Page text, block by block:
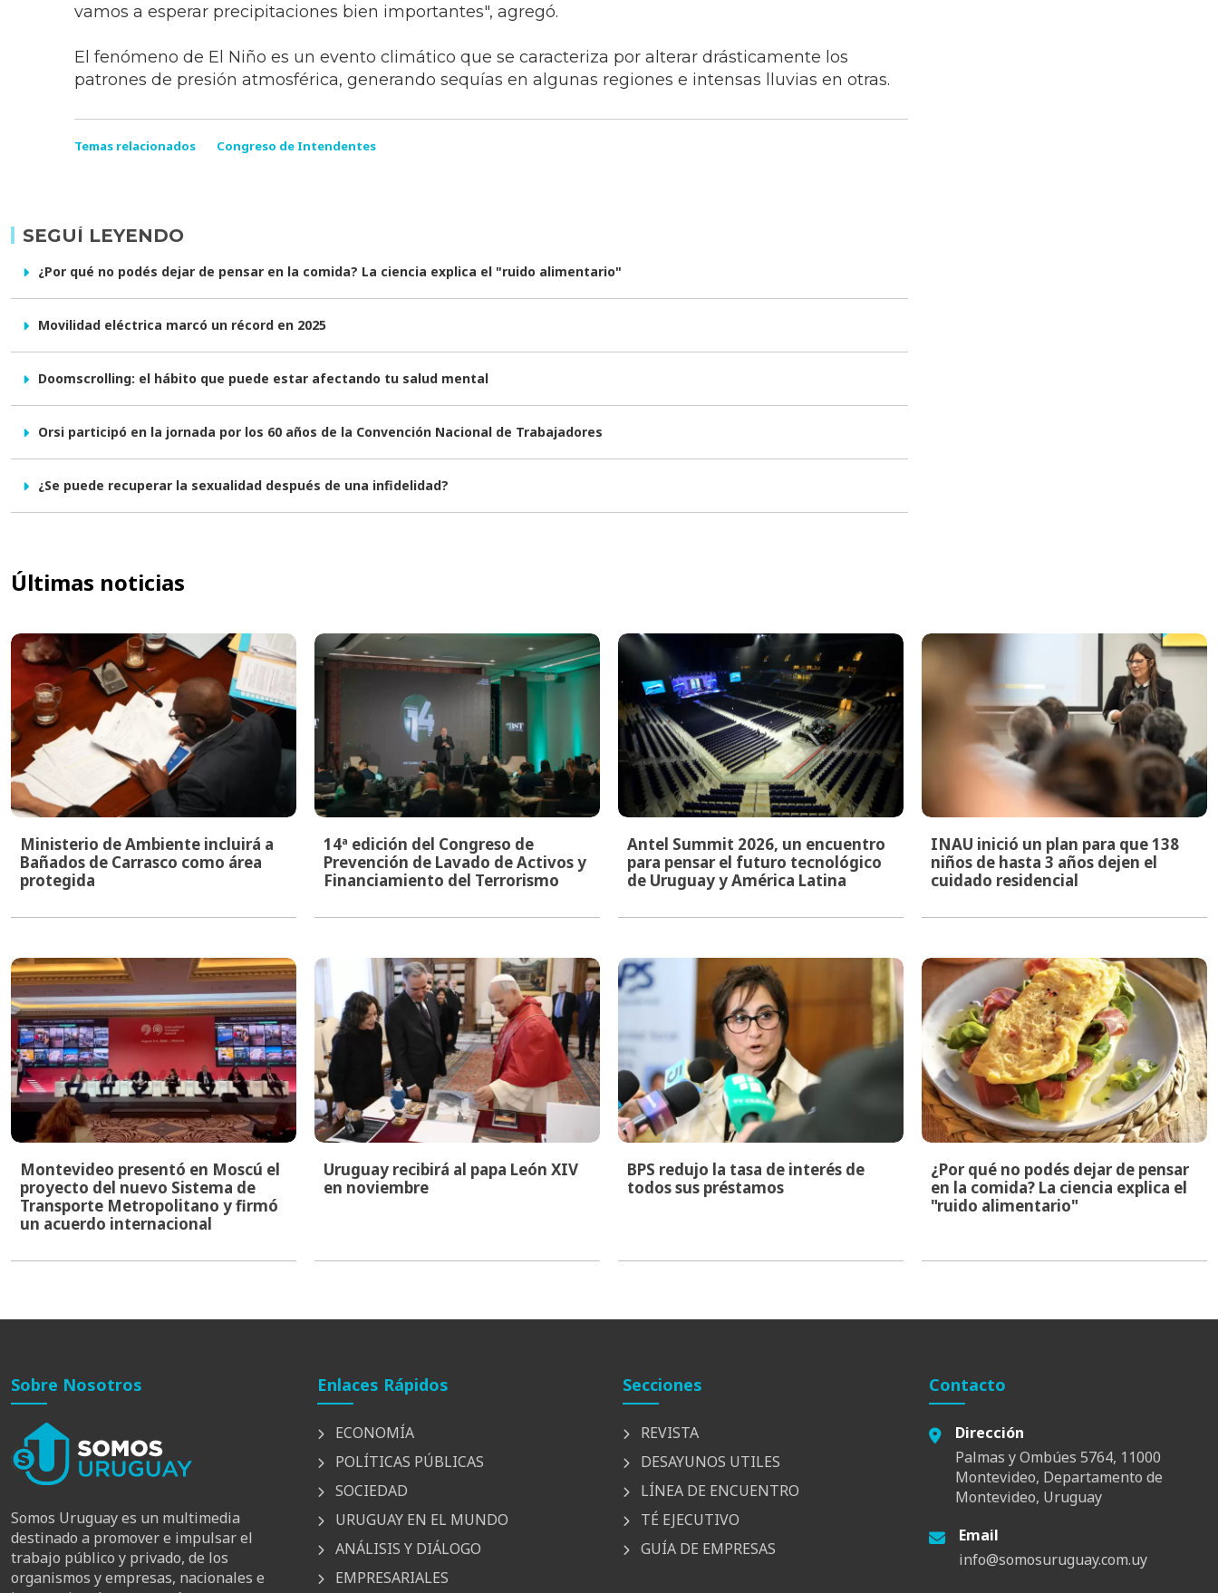
vamos a esperar precipitaciones bien importantes", agregó.
El fenómeno de El Niño es un evento climático que se caracteriza por alterar drásticamente los
patrones de presión atmosférica, generando sequías en algunas regiones e intensas lluvias en otras.
Temas relacionados Congreso de Intendentes
SEGUÍ LEYENDO
¿Por qué no podés dejar de pensar en la comida? La ciencia explica el "ruido alimentario"
Movilidad eléctrica marcó un récord en 2025
Doomscrolling: el hábito que puede estar afectando tu salud mental
Orsi participó en la jornada por los 60 años de la Convención Nacional de Trabajadores
¿Se puede recuperar la sexualidad después de una infidelidad?
Últimas noticias
Ministerio de Ambiente incluirá a
Bañados de Carrasco como área
protegida
14ª edición del Congreso de
Prevención de Lavado de Activos y
Financiamiento del Terrorismo
Antel Summit 2026, un encuentro
para pensar el futuro tecnológico
de Uruguay y América Latina
INAU inició un plan para que 138
niños de hasta 3 años dejen el
cuidado residencial
Montevideo presentó en Moscú el
proyecto del nuevo Sistema de
Transporte Metropolitano y firmó
un acuerdo internacional
Uruguay recibirá al papa León XIV
en noviembre
BPS redujo la tasa de interés de
todos sus préstamos
¿Por qué no podés dejar de pensar
en la comida? La ciencia explica el
"ruido alimentario"
Sobre Nosotros
Somos Uruguay es un multimedia
destinado a promover e impulsar el
trabajo público y privado, de los
organismos y empresas, nacionales e
Enlaces Rápidos
ECONOMÍA
POLÍTICAS PÚBLICAS
SOCIEDAD
URUGUAY EN EL MUNDO
ANÁLISIS Y DIÁLOGO
EMPRESARIALES
Secciones
REVISTA
DESAYUNOS UTILES
LÍNEA DE ENCUENTRO
TÉ EJECUTIVO
GUÍA DE EMPRESAS
Contacto
Dirección
Palmas y Ombúes 5764, 11000
Montevideo, Departamento de
Montevideo, Uruguay
Email
info@somosuruguay.com.uy